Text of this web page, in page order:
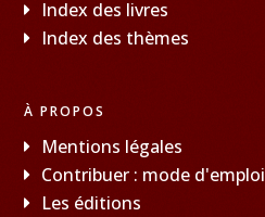
Index des livres
Index des thèmes
À PROPOS
Mentions légales
Contribuer : mode d'emploi
Les éditions